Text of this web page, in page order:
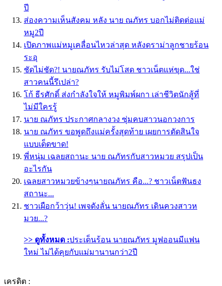
ปี
ส่องความเห็นสังคม หลัง นาย ณภัทร บอกไม่ติดต่อแม่
หมู2ปี
เปิดภาพแม่หมูเคลื่อนไหวล่าสุด หลังดราม่าลูกชายร้อน
ระอุ
ชัดไม่ชัด?! นายณภัทร รับไม่โสด ชาวเน็ตแห่ขุด...ใช่
สาวคนนี้รึเปล่า?
โก้ ธีรศักดิ์ ส่งกำลังใจให้ หมูพิมพ์ผกา เล่าชีวิตนักสู้ที่
ไม่มีใครรู้
นาย ณภัทร ประกาศกลางวง ซุ่มคบสาวนอกวงการ
นาย ณภัทร ขอพูดถึงแม่ครั้งสุดท้าย เผยการตัดสินใจ
แบบเด็ดขาด!
พี่หนุ่ม เฉลยสถานะ นาย ณภัทรกับสาวหมวย สรุปเป็น
อะไรกัน
เฉลยสาวหมวยข้างๆนายณภัทร คือ...? ชาวเน็ตฟันธง
สถานะ...
ชาวเผือกว้าวุ่น! เพจดังลั่น นายณภัทร เดินควงสาวห
มวย...?
>> ดูทั้งหมด :ประเด็นร้อน นายณภัทร มูฟออนมีแฟน
ใหม่ ไม่ได้คุยกับแม่มานานกว่า2ปี
เครดิต :